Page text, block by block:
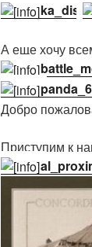
ka_dis
А еще хочу
Добро
Приступим к